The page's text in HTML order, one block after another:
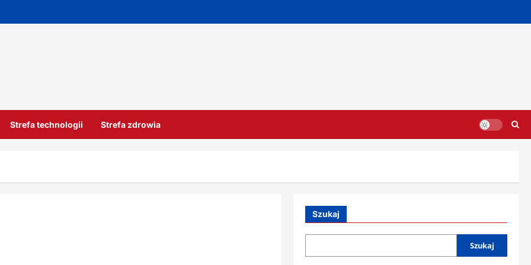
Strefa technologii Strefa zdrowia
Szukaj
Szukaj